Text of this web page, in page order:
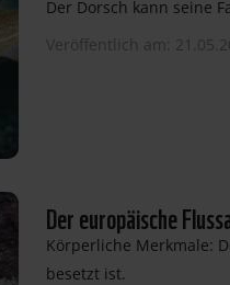
Der Dorsch kann seine
Veröffentlich am:
Der europäische
Körperliche Merkmale:
besetzt ist.